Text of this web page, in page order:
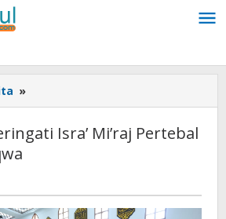
»
Jatim
Isra'
dan
Isra’ Mi’raj Pertebal